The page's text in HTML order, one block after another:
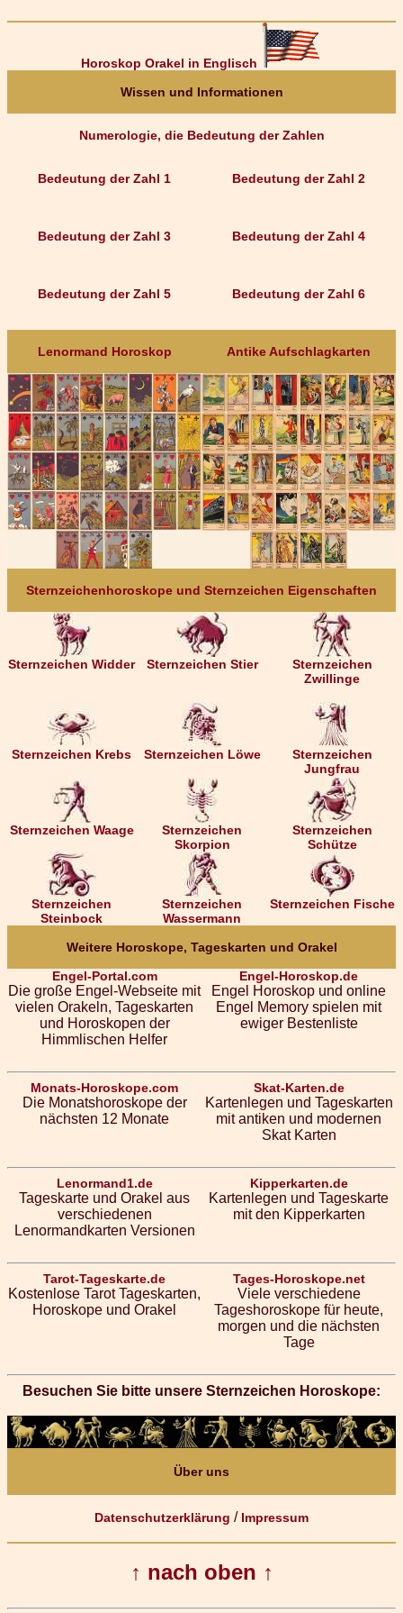
Horoskop Orakel in Englisch
Wissen und Informationen
Numerologie, die Bedeutung der Zahlen
Bedeutung der Zahl 1
Bedeutung der Zahl 3
Bedeutung der Zahl 5
Bedeutung der Zahl 2
Bedeutung der Zahl 4
Bedeutung der Zahl 6
Lenormand Horoskop Antike Aufschlagkarten
Sternzeichenhoroskope und Sternzeichen Eigenschaften
Sternzeichen Widder Sternzeichen Stier
Sternzeichen
Zwillinge
Sternzeichen Krebs Sternzeichen Löwe
Sternzeichen
Jungfrau
Sternzeichen Waage
Sternzeichen
Skorpion
Sternzeichen
Schütze
Sternzeichen
Steinbock
Sternzeichen
Wassermann
Sternzeichen Fische
Weitere Horoskope, Tageskarten und Orakel
Engel-Portal.com
Die große Engel-Webseite mit
vielen Orakeln, Tageskarten
und Horoskopen der
Himmlischen Helfer
Engel-Horoskop.de
Engel Horoskop und online
Engel Memory spielen mit
ewiger Bestenliste
Monats-Horoskope.com
Die Monatshoroskope der
nächsten 12 Monate
Skat-Karten.de
Kartenlegen und Tageskarten
mit antiken und modernen
Skat Karten
Lenormand1.de
Tageskarte und Orakel aus
verschiedenen
Lenormandkarten Versionen
Kipperkarten.de
Kartenlegen und Tageskarte
mit den Kipperkarten
Tarot-Tageskarte.de
Kostenlose Tarot Tageskarten,
Horoskope und Orakel
Tages-Horoskope.net
Viele verschiedene
Tageshoroskope für heute,
morgen und die nächsten
Tage
Besuchen Sie bitte unsere Sternzeichen Horoskope:
Über uns
Datenschutzerklärung / Impressum
↑ nach oben ↑